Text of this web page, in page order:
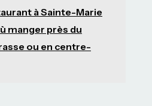
à Sainte-Marie
manger près du
ou en centre-